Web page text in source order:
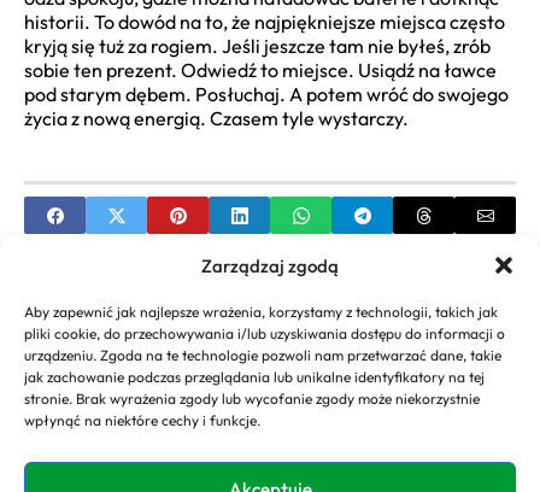
Zarządzaj zgodą
Aby zapewnić jak najlepsze wrażenia, korzystamy z technologii, takich jak
pliki cookie, do przechowywania i/lub uzyskiwania dostępu do informacji o
urządzeniu. Zgoda na te technologie pozwoli nam przetwarzać dane, takie
jak zachowanie podczas przeglądania lub unikalne identyfikatory na tej
stronie. Brak wyrażenia zgody lub wycofanie zgody może niekorzystnie
wpłynąć na niektóre cechy i funkcje.
historii. To dowód na to, że najpiękniejsze miejsca często
kryją się tuż za rogiem. Jeśli jeszcze tam nie byłeś, zrób
sobie ten prezent. Odwiedź to miejsce. Usiądź na ławce
pod starym dębem. Posłuchaj. A potem wróć do swojego
życia z nową energią. Czasem tyle wystarczy.
Aranżacje z hortensji w ogrodzie – Inspiracje
NEXT
Ustawa o rodzinnych ogrodach działkowych –